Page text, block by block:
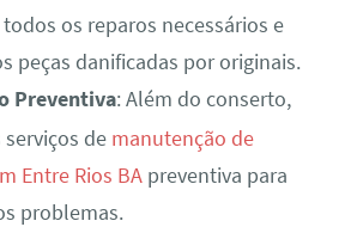
os reparos necessários e
peças danificadas por originais.
Preventiva: Além do conserto,
de manutenção de
Entre Rios BApreventiva para
problemas.